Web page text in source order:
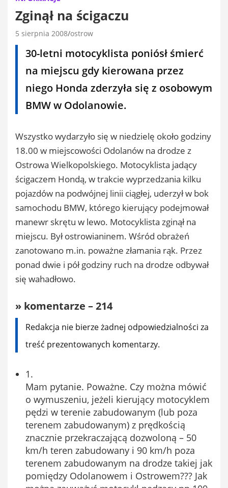
Zginął na ścigaczu
5 sierpnia 2008 ostrow
30-letni motocyklista poniósł śmierć
na miejscu gdy kierowana przez
niego Honda zderzyła się z osobowym
BMWw Odolanowie.
Wszystko wydarzyło się w niedzielę około godziny
18.00 w miejscowości Odolanów na drodze z
Ostrowa Wielkopolskiego. Motocyklista jadący
ścigaczem Hondą, w trakcie wyprzedzania kilku
pojazdów na podwójnej linii ciągłej, uderzył w bok
samochodu BMW, którego kierujący podejmował
manewr skrętu w lewo. Motocyklista zginął na
miejscu. Był ostrowianinem. Wśród obrażeń
zanotowano m.in. poważne złamania rąk. Przez
ponad dwie i pół godziny ruch na drodze odbywał
się wahadłowo.
» komentarze – 214
Redakcja nie bierze żadnej odpowiedzialności za
treść prezentowanych komentarzy.
1.
Mam pytanie. Poważne. Czy można mówić
o wymuszeniu, jeżeli kierujący motocyklem
pędzi w terenie zabudowanym (lub poza
terenem zabudowanym) z prędkością
znacznie przekraczającą dozwoloną – 50
km/h teren zabudowany i 90 km/h poza
terenem zabudowanym na drodze takiej jak
pomiędzy Odolanowem i Ostrowem??? Jak